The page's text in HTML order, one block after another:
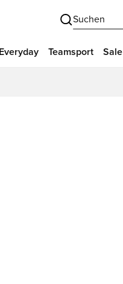
Suchen
Everyday Teamsport Sale